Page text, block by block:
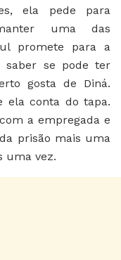
ela pede para
uma das
promete para a
saber se pode ter
gosta de Diná.
ela conta do tapa.
a empregada e
prisão mais uma
uma vez.